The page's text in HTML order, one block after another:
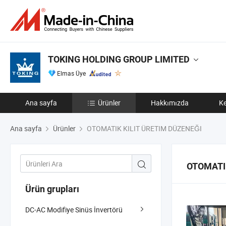
TOKING HOLDING GROUP LIMITED
Elmas Üye
Ana sayfa Ürünler Hakkımızda
Ana sayfa Ürünler OTOMATIK KILIT ÜRETIM DÜZENEĞI
Ürün grupları
DC-AC Modifiye Sinüs İnvertörü